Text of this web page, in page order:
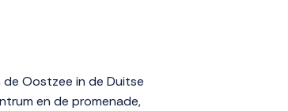
de Oostzee in de Duitse
en de promenade,